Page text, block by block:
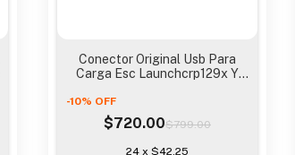
Conector Original Usb Para
Carga Esc Launchcrp129x Y
-10% OFF
$720.00$799.00
24 x $42.25